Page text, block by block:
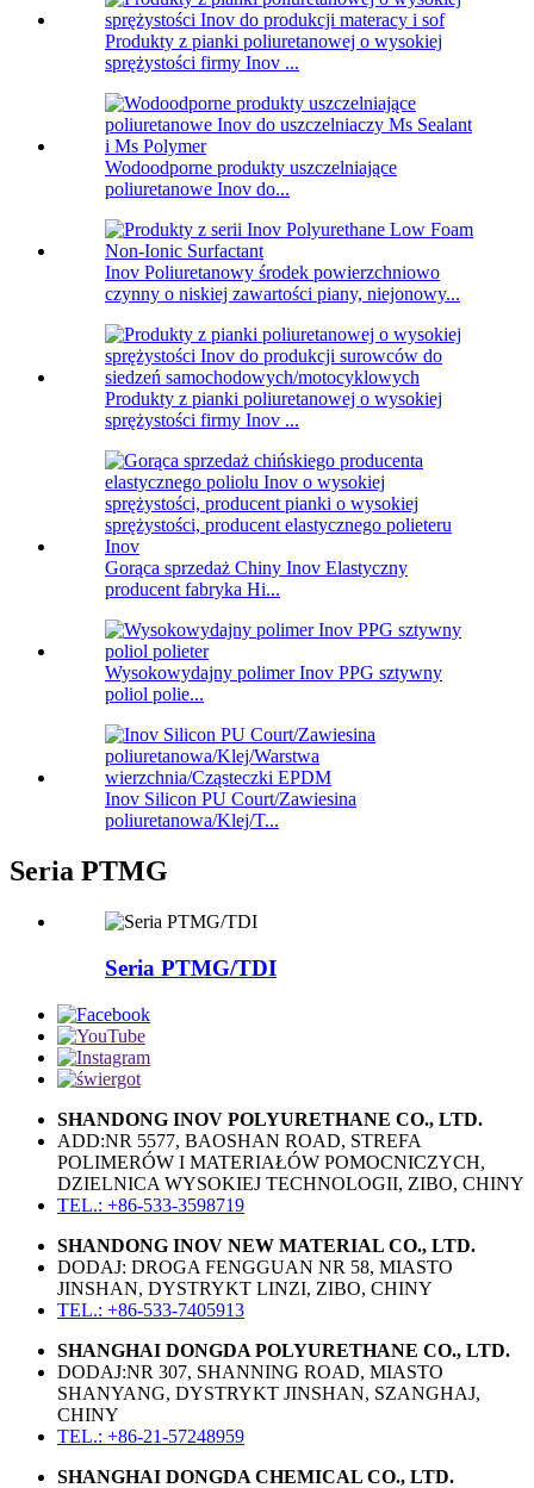
Produkty z pianki poliuretanowej o wysokiej
sprężystości firmy Inov ...
Wodoodporne produkty uszczelniające
poliuretanowe Inov do...
Inov Poliuretanowy środek powierzchniowo
czynny o niskiej zawartości piany, niejonowy...
Produkty z pianki poliuretanowej o wysokiej
sprężystości firmy Inov ...
Gorąca sprzedaż Chiny Inov Elastyczny
producent fabryka Hi...
Wysokowydajny polimer Inov PPG sztywny
poliol polie...
Inov Silicon PU Court/Zawiesina
poliuretanowa/Klej/T...
Seria PTMG
Seria PTMG/TDI
SHANDONG INOV POLYURETHANE CO., LTD.
ADD:NR 5577, BAOSHAN ROAD, STREFA
POLIMERÓW I MATERIAŁÓW POMOCNICZYCH,
DZIELNICA WYSOKIEJ TECHNOLOGII, ZIBO, CHINY
TEL.: +86-533-3598719
SHANDONG INOV NEW MATERIAL CO., LTD.
DODAJ: DROGA FENGGUAN NR 58, MIASTO
JINSHAN, DYSTRYKT LINZI, ZIBO, CHINY
TEL.: +86-533-7405913
SHANGHAI DONGDA POLYURETHANE CO., LTD.
DODAJ:NR 307, SHANNING ROAD, MIASTO
SHANYANG, DYSTRYKT JINSHAN, SZANGHAJ,
CHINY
TEL.: +86-21-57248959
SHANGHAI DONGDA CHEMICAL CO., LTD.